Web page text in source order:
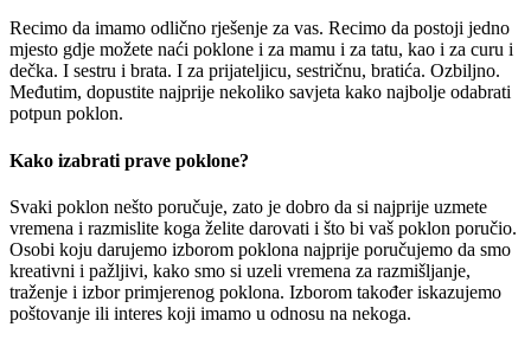
Recimo da imamo odlično rješenje za vas. Recimo da postoji jedno
mjesto gdje možete naći poklone i za mamu i za tatu, kao i za curu i
dečka. I sestru i brata. I za prijateljicu, sestričnu, bratića. Ozbiljno.
Međutim, dopustite najprije nekoliko savjeta kako najbolje odabrati
potpun poklon.
Kako izabrati prave poklone?
Svaki poklon nešto poručuje, zato je dobro da si najprije uzmete
vremena i razmislite koga želite darovati i što bi vaš poklon poručio.
Osobi koju darujemo izborom poklona najprije poručujemo da smo
kreativni i pažljivi, kako smo si uzeli vremena za razmišljanje,
traženje i izbor primjerenog poklona. Izborom također iskazujemo
poštovanje ili interes koji imamo u odnosu na nekoga.